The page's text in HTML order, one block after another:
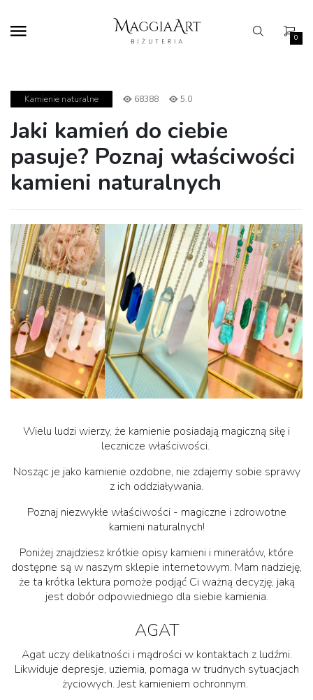
0
Kamienie naturalne 68388 5.0
Jaki kamień do ciebie
pasuje? Poznaj właściwości
kamieni naturalnych
Wielu ludzi wierzy, że kamienie posiadają magiczną siłę i
lecznicze właściwości.
Nosząc je jako kamienie ozdobne, nie zdajemy sobie sprawy
z ich oddziaływania.
Poznaj niezwykłe właściwości - magiczne i zdrowotne
kamieni naturalnych!
Poniżej znajdziesz krótkie opisy kamieni i minerałów, które
dostępne są w naszym sklepie internetowym. Mam nadzieję,
że ta krótka lektura pomoże podjąć Ci ważną decyzję, jaką
jest dobór odpowiedniego dla siebie kamienia.
AGAT
Agat uczy delikatności i mądrości w kontaktach z ludźmi.
Likwiduje depresje, uziemia, pomaga w trudnych sytuacjach
życiowych. Jest kamieniem ochronnym.